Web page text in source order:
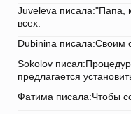
Juveleva писала:"Папа,
всех.
Dubinina писала:Своим
Sokolov писал:Процедур
предлагается
Фатима писала:Чтобы